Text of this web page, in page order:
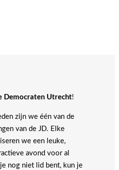
Democraten Utrecht!
zijn we één van de
van de JD. Elke
we een leuke,
avond voor al
nog niet lid bent, kun je